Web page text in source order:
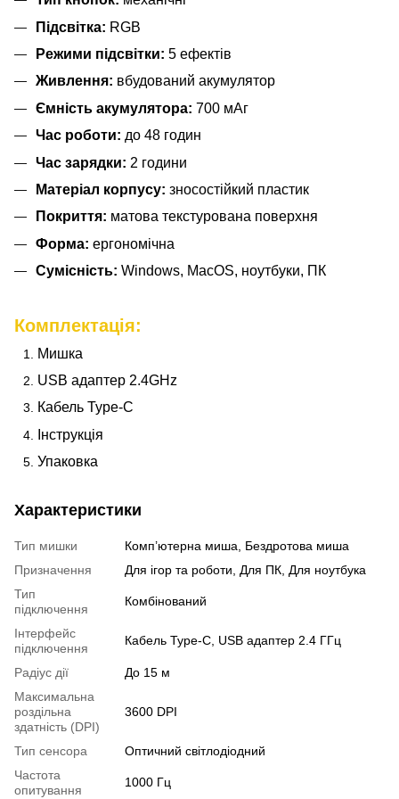
Підсвітка: RGB
Режими підсвітки: 5 ефектів
Живлення: вбудований акумулятор
Ємність акумулятора: 700 мАг
Час роботи: до 48 годин
Час зарядки: 2 години
Матеріал корпусу: зносостійкий пластик
Покриття: матова текстурована поверхня
Форма: ергономічна
Сумісність: Windows, MacOS, ноутбуки, ПК
Комплектація:
Мишка
USB адаптер 2.4GHz
Кабель Type-C
Інструкція
Упаковка
Характеристики
Тип мишки
Комп’ютерна миша, Бездротова миша
Призначення
Для ігор та роботи, Для ПК, Для ноутбука
Тип
підключення
Комбінований
Інтерфейс
підключення
Кабель Type-C, USB адаптер 2.4 ГГц
Радіус дії
До 15 м
Максимальна
роздільна
здатність (DPI)
3600 DPI
Тип сенсора
Оптичний світлодіодний
Частота
опитування
1000 Гц